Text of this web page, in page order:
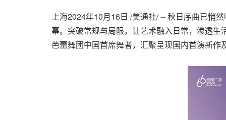
上海2024年10月16日 /美通社/ -- 秋日序曲已悄
幕。突破常规与局限，让艺术融入日常，渗透
芭蕾舞团中国首席舞者，汇聚呈现国内首演新